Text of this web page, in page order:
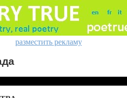
разместить рекламу